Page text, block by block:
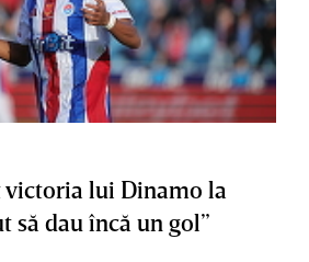
victoria lui Dinamo la
să dau încă un gol”